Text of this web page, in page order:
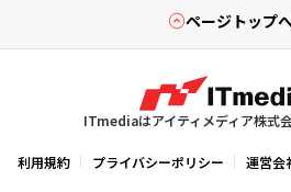
ページトップ
ITmediaはアイティメディア株式
利用規約 プライバシーポリシー 運営会